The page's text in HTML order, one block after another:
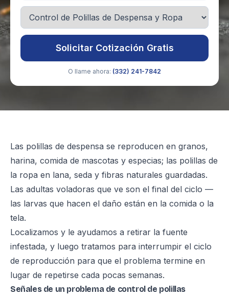
Solicitar Cotización Gratis
O llame ahora: (332) 241-7842
Las polillas de despensa se reproducen en granos,
harina, comida de mascotas y especias; las polillas de
la ropa en lana, seda y fibras naturales guardadas.
Las adultas voladoras que ve son el final del ciclo —
las larvas que hacen el daño están en la comida o la
tela.
Localizamos y le ayudamos a retirar la fuente
infestada, y luego tratamos para interrumpir el ciclo
de reproducción para que el problema termine en
lugar de repetirse cada pocas semanas.
Señales de un problema de control de polillas